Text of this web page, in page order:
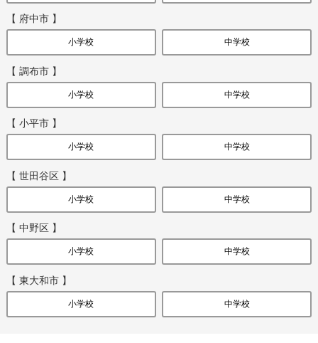
【 府中市 】
小学校 中学校
【 調布市 】
小学校 中学校
【 小平市 】
小学校 中学校
【 世田谷区 】
小学校 中学校
【 中野区 】
小学校 中学校
【 東大和市 】
小学校 中学校